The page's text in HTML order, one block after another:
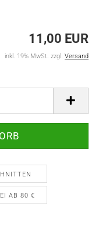
11,00 EUR
inkl. 19% MwSt. zzgl. Versand
AB 80 €